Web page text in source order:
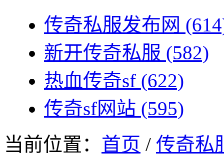
传奇私服发布网
新开传奇私服 (582)
热血传奇sf (622)
传奇sf网站 (595)
当前位置： 首页 / 传奇私